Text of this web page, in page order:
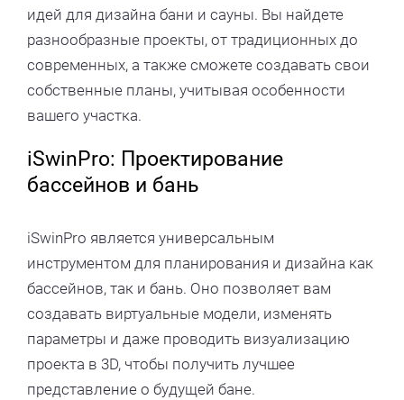
идей для дизайна бани и сауны. Вы найдете
разнообразные проекты, от традиционных до
современных, а также сможете создавать свои
собственные планы, учитывая особенности
вашего участка.
iSwinPro: Проектирование
бассейнов и бань
iSwinPro является универсальным
инструментом для планирования и дизайна как
бассейнов, так и бань. Оно позволяет вам
создавать виртуальные модели, изменять
параметры и даже проводить визуализацию
проекта в 3D, чтобы получить лучшее
представление о будущей бане.